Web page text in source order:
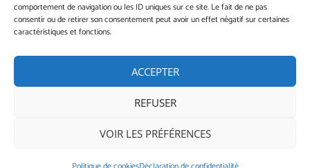
comportement de navigation ou les ID uniques sur ce site. Le fait de ne pas
consentir ou de retirer son consentement peut avoir un effet négatif sur certaines
caractéristiques et fonctions.
ACCEPTER
REFUSER
VOIR LES PRÉFÉRENCES
|Contact|Conditions générales de vente|Conditions
générales d'utilisation|Mentions légales|Politique de